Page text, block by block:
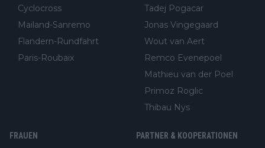
Cyclocross
Mailand-Sanremo
Flandern-Rundfahrt
Paris-Roubaix
Tadej Pogacar
Jonas Vingegaard
Wout van Aert
Remco Evenepoel
Mathieu van der Poel
Primoz Roglic
Thibau Nys
FRAUEN PARTNER & KOOPERATIONEN